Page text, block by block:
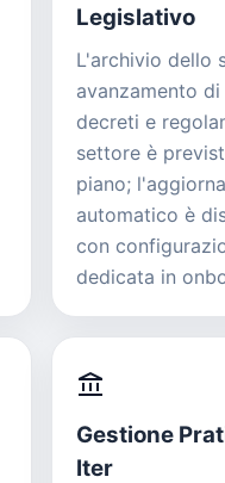
Legislativo
L'archivio dello
avanzamento di
decreti e
settore è
piano;
automatico è
con
dedicata in
account_balance
Gestione
Iter